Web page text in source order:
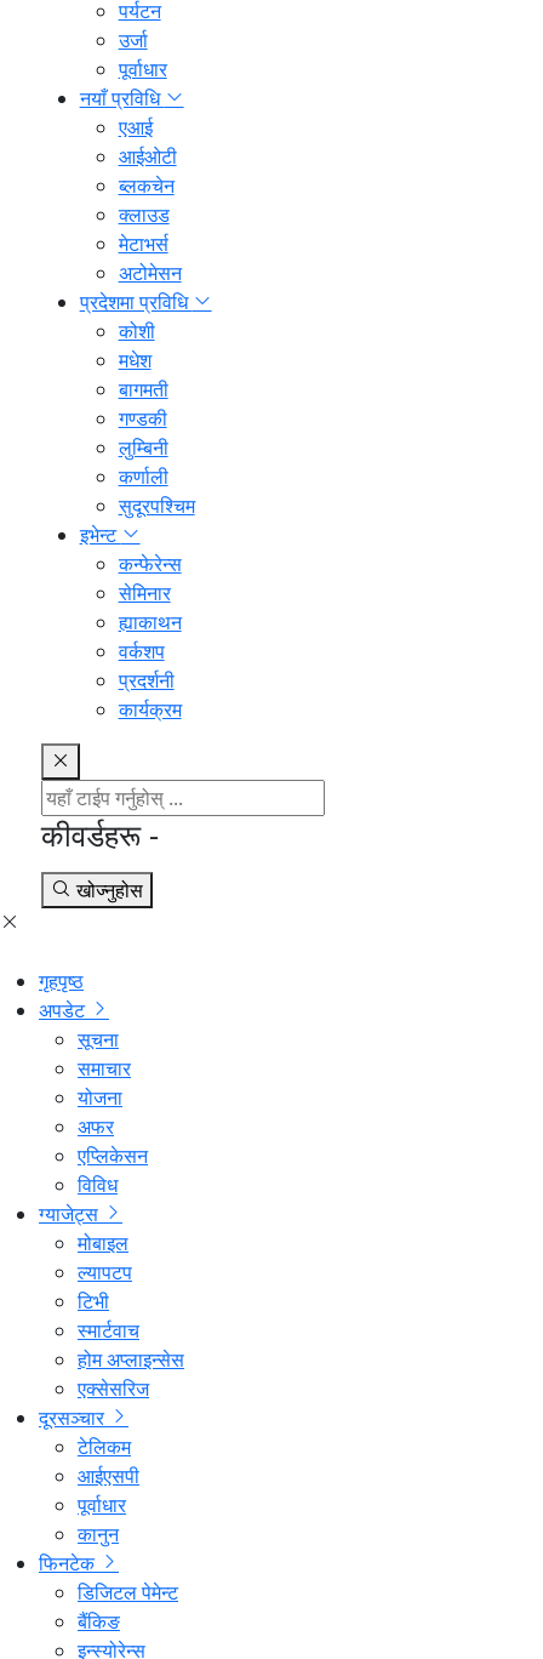
पर्यटन
उर्जा
पूर्वाधार
नयाँ प्रविधि
एआई
आईओटी
ब्लकचेन
क्लाउड
मेटाभर्स
अटोमेसन
प्रदेशमा प्रविधि
कोशी
मधेश
बागमती
गण्डकी
लुम्बिनी
कर्णाली
सुदूरपश्चिम
इभेन्ट
कन्फेरेन्स
सेमिनार
ह्याकाथन
वर्कशप
प्रदर्शनी
कार्यक्रम
कीवर्डहरू -
खोज्नुहोस
गृहपृष्ठ
अपडेट
सूचना
समाचार
योजना
अफर
एप्लिकेसन
विविध
ग्याजेट्स
मोबाइल
ल्यापटप
टिभी
स्मार्टवाच
होम अप्लाइन्सेस
एक्सेसरिज
दूरसञ्चार
टेलिकम
आईएसपी
पूर्वाधार
कानुन
फिनटेक
डिजिटल पेमेन्ट
बैंकिङ
इन्स्योरेन्स